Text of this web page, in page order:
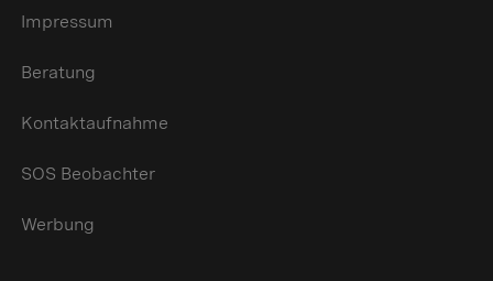
Impressum
Beratung
Kontaktaufnahme
SOS Beobachter
Werbung